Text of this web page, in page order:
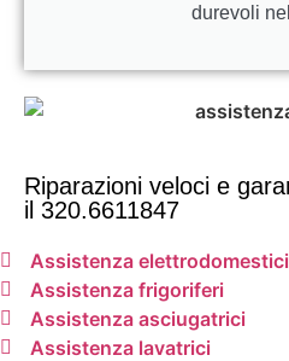
durevoli
Riparazioni veloci e
il 320.6611847
Assistenza elettrodomestici
Assistenza frigoriferi
Assistenza asciugatrici
Assistenza lavatrici